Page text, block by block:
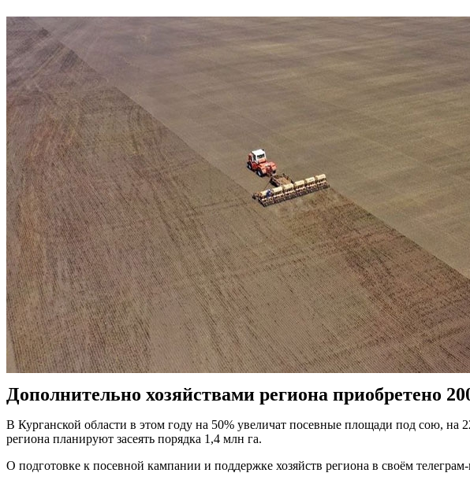
Дополнительно хозяйствами региона приобретено
В Курганской области в этом году на 50% увеличат посевные площади под сою,
региона планируют засеять порядка 1,4 млн га.
О подготовке к посевной кампании и поддержке хозяйств региона в своём